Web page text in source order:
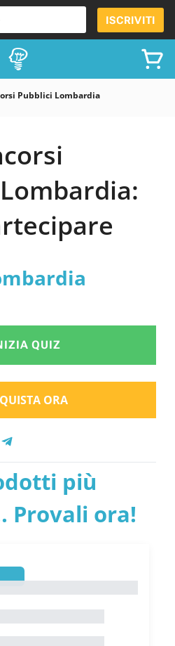
ISCRIVITI
Pubblici Lombardia
QUIZ
ORA
più
Provali ora!